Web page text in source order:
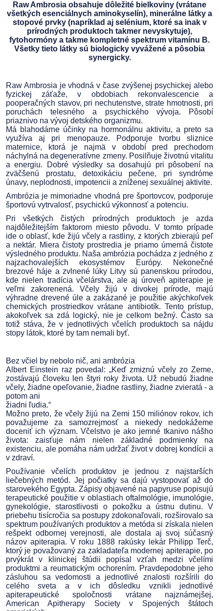
Raw Ambrosia obsahuje dôležité bielkoviny (vrátane
všetkých esenciálnych aminokyselín), minerálne látky a
stopové prvky (napríklad aj selénium, ktoré sa inak v
prírodných produktoch takmer nevyskytuje),
fytohormóny a takme kompletné spektrum vitamínu B.
Všetky tieto látky sú biologicky vyvážené a pôsobia
synergicky.
Raw Ambrosia je vhodná v čase zvýšenej psychickej alebo
fyzickej záťaže, v obdobiach rekonvalescencie a
pooperačných stavov, pri nechutenstve, strate hmotnosti, pri
poruchách telesného a psychického vývoja. Pôsobí
priaznivo na vývoj detského organizmu.
Má blahodárne účinky na hormonálnu aktivitu, a preto sa
využíva aj pri menopauze. Podporuje tvorbu sliznice
maternice, ktorá je najmä v období pred prechodom
náchylná na degeneratívne zmeny. Posilňuje životnú vitalitu
a energiu. Dobré výsledky sa dosahujú pri pôsobení na
zväčšenú prostatu, detoxikáciu pečene, pri syndróme
únavy, neplodnosti, impotencii a zníženej sexuálnej aktivite.
Ambrózia je mimoriadne vhodná pre športovcov, podporuje
športovú vytrvalosť, psychickú výkonnosť a potenciu.
Pri všetkých čistých prírodných produktoch je azda
najdôležitejším faktorom miesto pôvodu. V tomto prípade
ide o oblasť, kde žijú včely a rastliny, z ktorých zbierajú peľ
a nektár. Miera čistoty prostredia je priamo úmerná čistote
výsledného produktu. Naša ambrózia pochádza z jedného z
najzachovalejších ekosystémov Európy. Nekonečné
brezové háje a zvlnené lúky Litvy sú panenskou prírodou,
kde nielen tradícia včelárstva, ale aj úroveň apiterapie je
veľmi zakorenená. Včely žijú v divokej prírode, majú
výhradne drevené úle a zakázané je použitie akýchkoľvek
chemických prostriedkov vrátane antibiotík. Tento prístup,
akokoľvek sa zdá logický, nie je celkom bežný. Často sa
totiž stáva, že v jednotlivých včelích produktoch sa nájdu
stopy látok, ktoré by tam nemali byť.
Bez včiel by nebolo nič, ani ambrózia
Albert Einstein raz povedal: „Keď zmiznú včely zo Zeme,
zostávajú človeku len štyri roky života. Už nebudú žiadne
včely, žiadne opeľovanie, žiadne rastliny, žiadne zvieratá - a
potom ani
žiadni ľudia.“
Možno preto, že včely žijú na Zemi 150 miliónov rokov, ich
považujeme za samozrejmosť a niekedy nedokážeme
doceniť ich význam. Včelstvo je ako jemné tkanivo nášho
života: zaisťuje nám nielen základné podmienky na
existenciu, ale pomáha nám udržať život v dobrej kondícii a
v zdraví.
Používanie včelích produktov je jednou z najstarších
liečebných metód. Jej počiatky sa dajú vystopovať až do
starovekého Egypta. Zápisy objavené na papyruse popisujú
terapeutické použitie v oblastiach oftalmológie, imunológie,
gynekológie, starostlivosti o pokožku a ústnu dutinu. V
priebehu tisícročia sa postupy zdokonaľovali, rozširovalo sa
spektrum používaných produktov a metóda si získala nielen
rešpekt odbornej verejnosti, ale dostala aj svoj súčasný
názov apiterapia. V roku 1888 rakúsky lekár Philipp Terč,
ktorý je považovaný za zakladateľa modernej apiterapie, po
prvýkrát v klinickej štúdii popísal vzťah medzi včelími
produktmi a reumatickým ochorením. Pravdepodobne jeho
zásluhou sa vedomosti a jednotlivé znalosti rozšírili do
celého sveta a v ich dôsledku vznikli jednotlivé
apiterapeutické spoločnosti vrátane najznámejšej,
American Apitherapy Society v Spojených štátoch